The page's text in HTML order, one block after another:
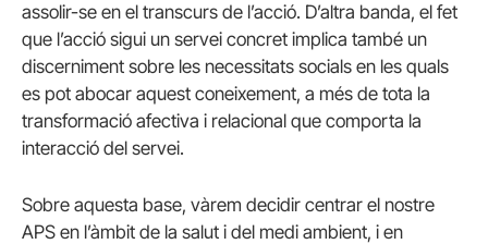
assolir-se en el transcurs de l’acció. D’altra banda, el fet
que l’acció sigui un servei concret implica també un
discerniment sobre les necessitats socials en les quals
es pot abocar aquest coneixement, a més de tota la
transformació afectiva i relacional que comporta la
interacció del servei.
Sobre aquesta base, vàrem decidir centrar el nostre
APS en l’àmbit de la salut i del medi ambient, i en